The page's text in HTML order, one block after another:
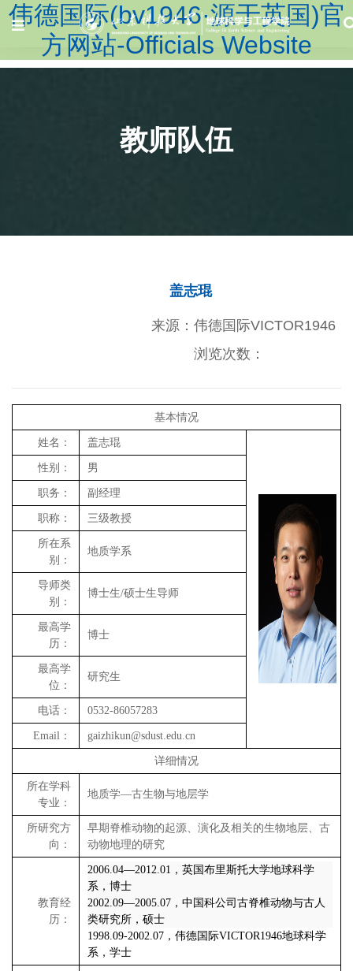
伟德国际(bv1946·源于英国)官
方网站-Officials Website
教师队伍
盖志琨
来源：伟德国际VICTOR1946
浏览次数：
基本情况
姓名： 盖志琨
性别： 男
职务： 副经理
职称： 三级教授
所在系
别：
地质学系
导师类
别：
博士生/硕士生导师
最高学
历：
博士
最高学
位：
研究生
电话： 0532-86057283
Email ： gaizhikun@sdust.edu.cn
详细情况
所在学科
专业：
地质学—古生物与地层学
所研究方
向：
早期脊椎动物的起源、演化及相关的生物地层、古
动物地理的研究
教育经
历：
2006.04—2012.01 ，英国布里斯托大学地球科学
系，博士
2002.09—2005.07 ，中国科公司古脊椎动物与古人
类研究所，硕士
1998.09-2002.07 ，伟德国际VICTOR1946地球科学
系，学士